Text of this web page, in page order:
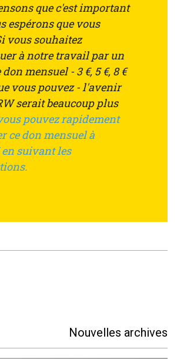
que c'est important
espérons que vous
vous souhaitez
à notre travail par un
mensuel - 3 €, 5 €, 8 €
vous pouvez - l'avenir
serait beaucoup plus
pouvez rapidement
ce don mensuel à
en suivant les
Nouvelles archives